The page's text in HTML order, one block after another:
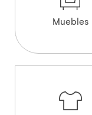
Muebles